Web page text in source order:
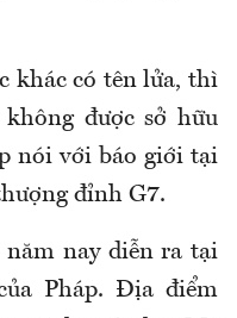
khác có tên lửa, thì
được sở hữu
nói với báo giới tại
đỉnh G7.
năm nay diễn ra tại
Pháp. Địa điểm